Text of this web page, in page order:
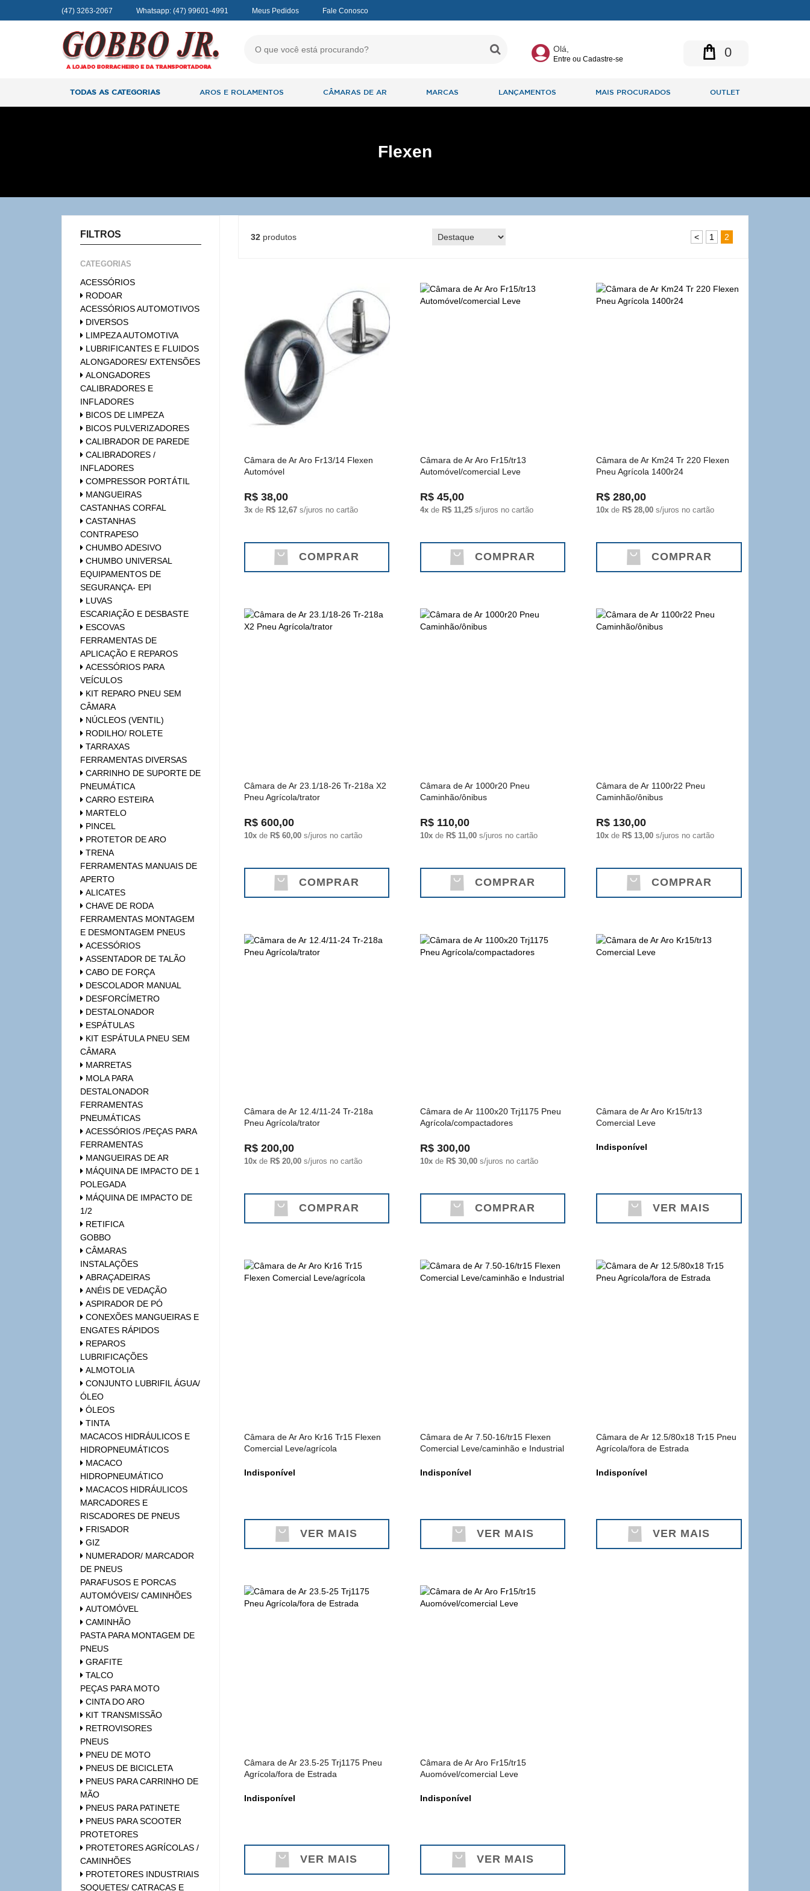
(47) 3263-2067 Whatsapp: (47) 99601-4991 Meus Pedidos Fale Conosco
Olá,
Entre ou Cadastre-se 0
TODAS AS CATEGORIAS AROS E ROLAMENTOS CÂMARAS DE AR MARCAS LANÇAMENTOS MAIS PROCURADOS OUTLET
Flexen
FILTROS
CATEGORIAS
ACESSÓRIOS
RODOAR
ACESSÓRIOS AUTOMOTIVOS
DIVERSOS
LIMPEZA AUTOMOTIVA
LUBRIFICANTES E FLUIDOS
ALONGADORES/ EXTENSÕES
ALONGADORES
CALIBRADORES E
INFLADORES
BICOS DE LIMPEZA
BICOS PULVERIZADORES
CALIBRADOR DE PAREDE
CALIBRADORES /
INFLADORES
COMPRESSOR PORTÁTIL
MANGUEIRAS
CASTANHAS CORFAL
CASTANHAS
CONTRAPESO
CHUMBO ADESIVO
CHUMBO UNIVERSAL
EQUIPAMENTOS DE
SEGURANÇA- EPI
LUVAS
ESCARIAÇÃO E DESBASTE
ESCOVAS
FERRAMENTAS DE
APLICAÇÃO E REPAROS
ACESSÓRIOS PARA
VEÍCULOS
KIT REPARO PNEU SEM
CÂMARA
NÚCLEOS (VENTIL)
RODILHO/ ROLETE
TARRAXAS
FERRAMENTAS DIVERSAS
CARRINHO DE SUPORTE DE
PNEUMÁTICA
CARRO ESTEIRA
MARTELO
PINCEL
PROTETOR DE ARO
TRENA
FERRAMENTAS MANUAIS DE
APERTO
ALICATES
CHAVE DE RODA
FERRAMENTAS MONTAGEM
E DESMONTAGEM PNEUS
ACESSÓRIOS
ASSENTADOR DE TALÃO
CABO DE FORÇA
DESCOLADOR MANUAL
DESFORCÍMETRO
DESTALONADOR
ESPÁTULAS
KIT ESPÁTULA PNEU SEM
CÂMARA
MARRETAS
MOLA PARA
DESTALONADOR
FERRAMENTAS
PNEUMÁTICAS
ACESSÓRIOS /PEÇAS PARA
FERRAMENTAS
MANGUEIRAS DE AR
MÁQUINA DE IMPACTO DE 1
POLEGADA
MÁQUINA DE IMPACTO DE
1/2
RETIFICA
GOBBO
CÂMARAS
INSTALAÇÕES
ABRAÇADEIRAS
ANÉIS DE VEDAÇÃO
ASPIRADOR DE PÓ
CONEXÕES MANGUEIRAS E
ENGATES RÁPIDOS
REPAROS
LUBRIFICAÇÕES
ALMOTOLIA
CONJUNTO LUBRIFIL ÁGUA/
ÓLEO
ÓLEOS
TINTA
MACACOS HIDRÁULICOS E
HIDROPNEUMÁTICOS
MACACO
HIDROPNEUMÁTICO
MACACOS HIDRÁULICOS
MARCADORES E
RISCADORES DE PNEUS
FRISADOR
GIZ
NUMERADOR/ MARCADOR
DE PNEUS
PARAFUSOS E PORCAS
AUTOMÓVEIS/ CAMINHÕES
AUTOMÓVEL
CAMINHÃO
PASTA PARA MONTAGEM DE
PNEUS
GRAFITE
TALCO
PEÇAS PARA MOTO
CINTA DO ARO
KIT TRANSMISSÃO
RETROVISORES
PNEUS
PNEU DE MOTO
PNEUS DE BICICLETA
PNEUS PARA CARRINHO DE
MÃO
PNEUS PARA PATINETE
PNEUS PARA SCOOTER
PROTETORES
PROTETORES AGRÍCOLAS /
CAMINHÕES
PROTETORES INDUSTRIAIS
SOQUETES/ CATRACAS E
32produtos < 1 2
Câmara de Ar Aro Fr13/14 Flexen
Automóvel
R$ 38,00
3xde R$ 12,67s/juros no cartão
COMPRAR
Câmara de Ar Aro Fr15/tr13
Automóvel/comercial Leve
R$ 45,00
4xde R$ 11,25s/juros no cartão
COMPRAR
Câmara de Ar Km24 Tr 220 Flexen
Pneu Agrícola 1400r24
R$ 280,00
10x de R$ 28,00 s/juros no cartão
COMPRAR
Câmara de Ar 23.1/18-26 Tr-218a X2
Pneu Agrícola/trator
R$ 600,00
10xde R$ 60,00s/juros no cartão
COMPRAR
Câmara de Ar 1000r20 Pneu
Caminhão/ônibus
R$ 110,00
10xde R$ 11,00s/juros no cartão
COMPRAR
Câmara de Ar 1100r22 Pneu
Caminhão/ônibus
R$ 130,00
10x de R$ 13,00 s/juros no cartão
COMPRAR
Câmara de Ar 12.4/11-24 Tr-218a
Pneu Agrícola/trator
R$ 200,00
10xde R$ 20,00s/juros no cartão
COMPRAR
Câmara de Ar 1100x20 Trj1175 Pneu
Agrícola/compactadores
R$ 300,00
10xde R$ 30,00s/juros no cartão
COMPRAR
Câmara de Ar Aro Kr15/tr13
Comercial Leve
Indisponível
VER MAIS
Câmara de Ar Aro Kr16 Tr15 Flexen
Comercial Leve/agrícola
Indisponível
VER MAIS
Câmara de Ar 7.50-16/tr15 Flexen
Comercial Leve/caminhão e Industrial
Indisponível
VER MAIS
Câmara de Ar 12.5/80x18 Tr15 Pneu
Agrícola/fora de Estrada
Indisponível
VER MAIS
Câmara de Ar 23.5-25 Trj1175 Pneu
Agrícola/fora de Estrada
Indisponível
VER MAIS
Câmara de Ar Aro Fr15/tr15
Auomóvel/comercial Leve
Indisponível
VER MAIS